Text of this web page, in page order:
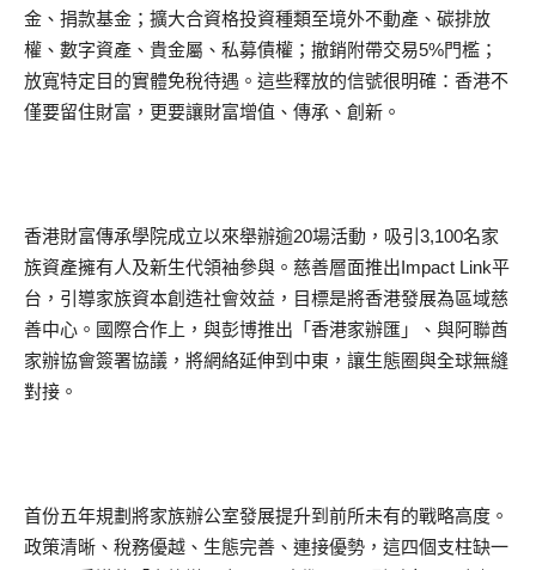
金、捐款基金；擴大合資格投資種類至境外不動產、碳排放
權、數字資產、貴金屬、私募債權；撤銷附帶交易5%門檻；
放寬特定目的實體免稅待遇。這些釋放的信號很明確：香港不
僅要留住財富，更要讓財富增值、傳承、創新。
香港財富傳承學院成立以來舉辦逾20場活動，吸引3,100名家
族資產擁有人及新生代領袖參與。慈善層面推出Impact Link平
台，引導家族資本創造社會效益，目標是將香港發展為區域慈
善中心。國際合作上，與彭博推出「香港家辦匯」、與阿聯酋
家辦協會簽署協議，將網絡延伸到中東，讓生態圈與全球無縫
對接。
首份五年規劃將家族辦公室發展提升到前所未有的戰略高度。
政策清晰、稅務優越、生態完善、連接優勢，這四個支柱缺一